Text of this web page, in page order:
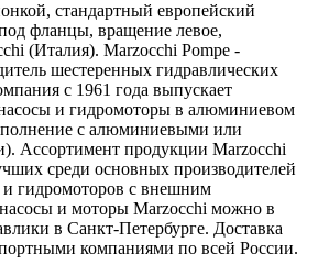
стандартный европейский
фланцы, вращение левое,
(Италия). Marzocchi Pompe -
шестеренных гидравлических
с 1961 года выпускает
и гидромоторы в алюминиевом
с алюминиевыми или
Ассортимент продукции Marzocchi
среди основных производителей
гидромоторов с внешним
и моторы Marzocchi можно в
в Санкт-Петербурге. Доставка
компаниями по всей России.